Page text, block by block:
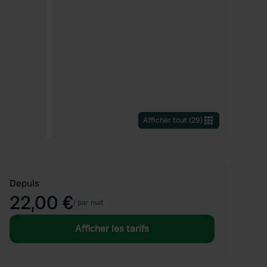
Afficher tout (29)
Depuis
22,00 €/ par nuit
Afficher les tarifs